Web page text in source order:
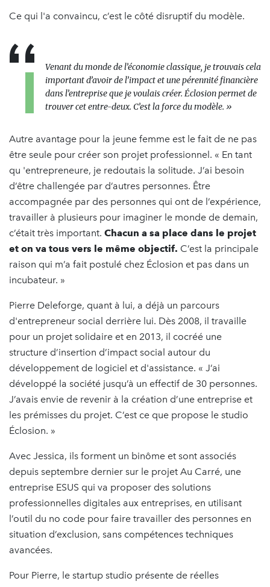
Ce qui l'a convaincu, c’est le côté disruptif du modèle.
Venant du monde de l’économie classique, je trouvais cela
important d’avoir de l’impact et une pérennité financière
dans l’entreprise que je voulais créer. Éclosion permet de
trouver cet entre-deux. C’est la force du modèle. »
Autre avantage pour la jeune femme est le fait de ne pas
être seule pour créer son projet professionnel. « En tant
qu 'entrepreneure, je redoutais la solitude. J’ai besoin
d’être challengée par d’autres personnes. Être
accompagnée par des personnes qui ont de l’expérience,
travailler à plusieurs pour imaginer le monde de demain,
c’était très important. Chacun a sa place dans le projet
et on va tous vers le même objectif. C’est la principale
raison qui m’a fait postulé chez Éclosion et pas dans un
incubateur. »
Pierre Deleforge, quant à lui, a déjà un parcours
d'entrepreneur social derrière lui. Dès 2008, il travaille
pour un projet solidaire et en 2013, il cocréé une
structure d’insertion d’impact social autour du
développement de logiciel et d'assistance. « J’ai
développé la société jusqu’à un effectif de 30 personnes.
J’avais envie de revenir à la création d’une entreprise et
les prémisses du projet. C’est ce que propose le studio
Éclosion. »
Avec Jessica, ils forment un binôme et sont associés
depuis septembre dernier sur le projet Au Carré, une
entreprise ESUS qui va proposer des solutions
professionnelles digitales aux entreprises, en utilisant
l’outil du no code pour faire travailler des personnes en
situation d’exclusion, sans compétences techniques
avancées.
Pour Pierre, le startup studio présente de réelles